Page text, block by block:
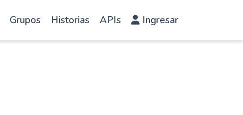
Grupos Historias APIs Ingresar